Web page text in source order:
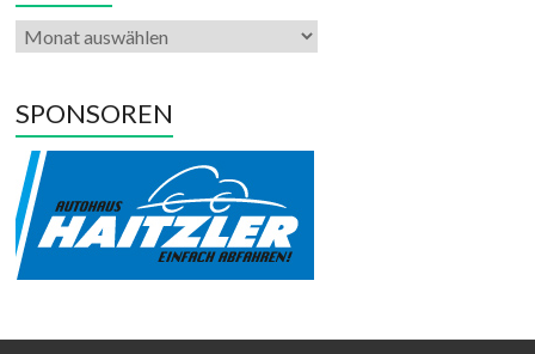
SPONSOREN